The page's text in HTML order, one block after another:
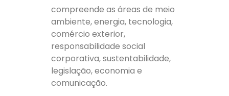
compreende as áreas de meio
ambiente, energia, tecnologia,
comércio exterior,
responsabilidade social
corporativa, sustentabilidade,
legislação, economia e
comunicação.